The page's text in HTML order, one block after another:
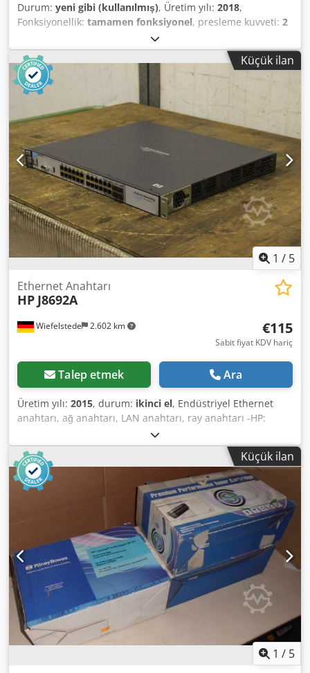
Durum: yeni gibi (kullanılmış), Üretim yılı: 2018,
Fonksiyonellik: tamamen fonksiyonel, presleme kuvveti: 2
, masa uzunluğu:
derinliği:100 mm, hava basıncı:6 bar, silindir çapı:28
mm, Yeni kadar iyi HYUNDAE HP-2000 2t PNÖMATİK PRES
Marka: HYUNDAE MAKİNA & ELEKTRİK CO., LTD Tür: HP-
2000 Yapım yılı: 2021 Cedpovbfbwefx Adworf Maksimum.
presleme kuvveti: 2t Çalışma yüksekliği: 300 mm Pres
tablası boyutu: 350 x 330 mm Strok uzunluğu: 100 mm
Silindir çapı: 28 mm Bir basın standına monte edilmiş İki
elle kullanım Voltaj: 110 V Hava bağlantı hortumu çapı: 12
mm
Küçük ilan
1 / 5
Wiefelstede 2.602 km
Ethernet Anahtarı
HP J8692A
€115
Sabit fiyat KDV hariç
Talep etmek Ara
Üretim yılı: 2015, durum: ikinci el, Endüstriyel Ethernet
anahtarı, ağ anahtarı, LAN anahtarı, ray anahtarı -HP:
ProCure Anahtarı 3500yl-24G -24 bağlantı noktası: Ethernet
anahtarı -Gerilim: 120/230 V-Boyutlar: 390/485 / H45 mm -
Ağırlık: 6,5 kg Crjdefkzbcspfx Adwsf
Küçük ilan
1 / 5